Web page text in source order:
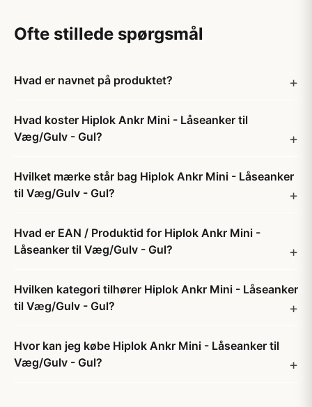
Ofte stillede spørgsmål
Hvad er navnet på produktet?
Hvad koster Hiplok Ankr Mini - Låseanker til
Væg/Gulv - Gul?
Hvilket mærke står bag Hiplok Ankr Mini - Låseanker
til Væg/Gulv - Gul?
Hvad er EAN / Produktid for Hiplok Ankr Mini -
Låseanker til Væg/Gulv - Gul?
Hvilken kategori tilhører Hiplok Ankr Mini - Låseanker
til Væg/Gulv - Gul?
Hvor kan jeg købe Hiplok Ankr Mini - Låseanker til
Væg/Gulv - Gul?